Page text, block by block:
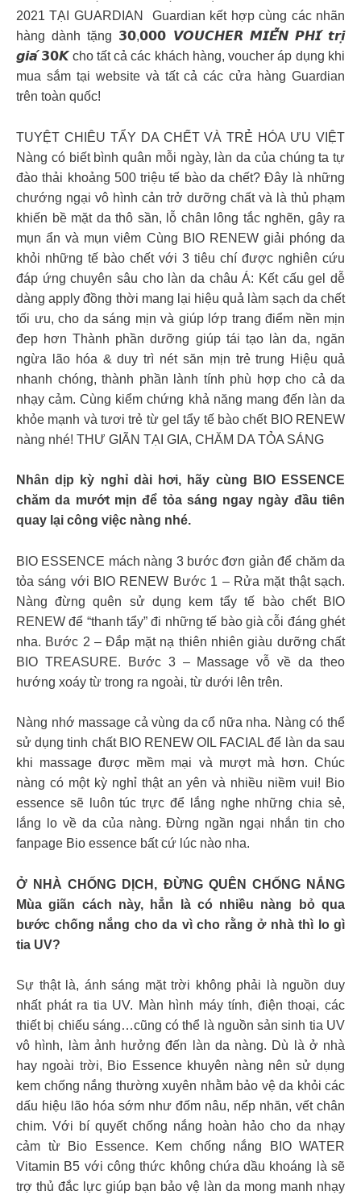
2021 TẠI GUARDIAN ️ Guardian kết hợp cùng các nhãn
hàng dành tặng 𝟯𝟬,𝟬𝟬𝟬 𝙑𝙊𝙐𝘾𝙃𝙀𝙍 𝙈𝙄𝙀̂̃𝙉 𝙋𝙃𝙄́ 𝙩𝙧𝙞̣
𝙜𝙞𝙖́ 𝟯𝟬𝙆 cho tất cả các khách hàng, voucher áp dụng khi
mua sắm tại website và tất cả các cửa hàng Guardian
trên toàn quốc!
TUYỆT CHIÊU TẨY DA CHẾT VÀ TRẺ HÓA ƯU VIỆT
Nàng có biết bình quân mỗi ngày, làn da của chúng ta tự
đào thải khoảng 500 triệu tế bào da chết? Đây là những
chướng ngại vô hình cản trở dưỡng chất và là thủ phạm
khiến bề mặt da thô sần, lỗ chân lông tắc nghẽn, gây ra
mụn ẩn và mụn viêm Cùng BIO RENEW giải phóng da
khỏi những tế bào chết với 3 tiêu chí được nghiên cứu
đáp ứng chuyên sâu cho làn da châu Á: Kết cấu gel dễ
dàng apply đồng thời mang lại hiệu quả làm sạch da chết
tối ưu, cho da sáng mịn và giúp lớp trang điểm nền mịn
đep hơn Thành phần dưỡng giúp tái tạo làn da, ngăn
ngừa lão hóa & duy trì nét săn mịn trẻ trung Hiệu quả
nhanh chóng, thành phần lành tính phù hợp cho cả da
nhạy cảm. Cùng kiểm chứng khả năng mang đến làn da
khỏe mạnh và tươi trẻ từ gel tẩy tế bào chết BIO RENEW
nàng nhé! THƯ GIÃN TẠI GIA, CHĂM DA TỎA SÁNG
Nhân dịp kỳ nghỉ dài hơi, hãy cùng BIO ESSENCE
chăm da mướt mịn để tỏa sáng ngay ngày đầu tiên
quay lại công việc nàng nhé.
BIO ESSENCE mách nàng 3 bước đơn giản để chăm da
tỏa sáng với BIO RENEW Bước 1 – Rửa mặt thật sạch.
Nàng đừng quên sử dụng kem tẩy tế bào chết BIO
RENEW để “thanh tẩy” đi những tế bào già cỗi đáng ghét
nha. Bước 2 – Đắp mặt nạ thiên nhiên giàu dưỡng chất
BIO TREASURE. Bước 3 – Massage vỗ về da theo
hướng xoáy từ trong ra ngoài, từ dưới lên trên.
Nàng nhớ massage cả vùng da cổ nữa nha. Nàng có thể
sử dụng tinh chất BIO RENEW OIL FACIAL để làn da sau
khi massage được mềm mại và mượt mà hơn. Chúc
nàng có một kỳ nghỉ thật an yên và nhiều niềm vui! Bio
essence sẽ luôn túc trực để lắng nghe những chia sẻ,
lắng lo về da của nàng. Đừng ngần ngại nhắn tin cho
fanpage Bio essence bất cứ lúc nào nha.
Ở NHÀ CHỐNG DỊCH, ĐỪNG QUÊN CHỐNG NẮNG
Mùa giãn cách này, hẳn là có nhiều nàng bỏ qua
bước chống nắng cho da vì cho rằng ở nhà thì lo gì
tia UV?
Sự thật là, ánh sáng mặt trời không phải là nguồn duy
nhất phát ra tia UV. Màn hình máy tính, điện thoại, các
thiết bị chiếu sáng…cũng có thể là nguồn sản sinh tia UV
vô hình, làm ảnh hưởng đến làn da nàng. Dù là ở nhà
hay ngoài trời, Bio Essence khuyên nàng nên sử dụng
kem chống nắng thường xuyên nhằm bảo vệ da khỏi các
dấu hiệu lão hóa sớm như đốm nâu, nếp nhăn, vết chân
chim. Với bí quyết chống nắng hoàn hảo cho da nhạy
cảm từ Bio Essence. Kem chống nắng BIO WATER
Vitamin B5 với công thức không chứa dầu khoáng là sẽ
trợ thủ đắc lực giúp bạn bảo vệ làn da mong manh nhạy